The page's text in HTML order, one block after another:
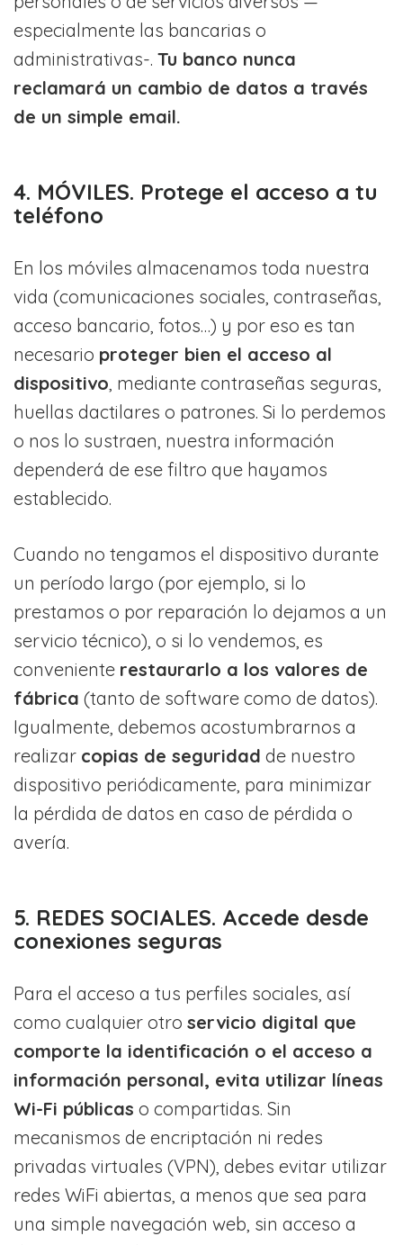
especialmente las bancarias o
administrativas-. Tu banco nunca
reclamará un cambio de datos a través
de un simple email.
4. MÓVILES. Protege el acceso a tu
teléfono
En los móviles almacenamos toda nuestra
vida (comunicaciones sociales, contraseñas,
acceso bancario, fotos…) y por eso es tan
necesario proteger bien el acceso al
dispositivo , mediante contraseñas seguras,
huellas dactilares o patrones. Si lo perdemos
o nos lo sustraen, nuestra información
dependerá de ese filtro que hayamos
establecido.
Cuando no tengamos el dispositivo durante
un período largo (por ejemplo, si lo
prestamos o por reparación lo dejamos a un
servicio técnico), o si lo vendemos, es
conveniente restaurarlo a los valores de
fábrica (tanto de software como de datos).
Igualmente, debemos acostumbrarnos a
realizar copias de seguridad de nuestro
dispositivo periódicamente, para minimizar
la pérdida de datos en caso de pérdida o
avería.
5. REDES SOCIALES. Accede desde
conexiones seguras
Para el acceso a tus perfiles sociales, así
como cualquier otro servicio digital que
comporte la identificación o el acceso a
información personal, evita utilizar líneas
Wi-Fi públicas o compartidas. Sin
mecanismos de encriptación ni redes
privadas virtuales (VPN), debes evitar utilizar
redes WiFi abiertas, a menos que sea para
una simple navegación web, sin acceso a